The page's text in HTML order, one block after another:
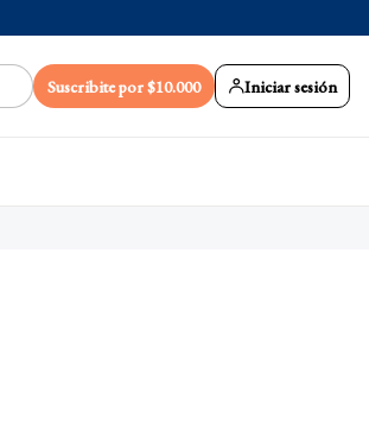
Suscribite por $10.000 Iniciar sesión